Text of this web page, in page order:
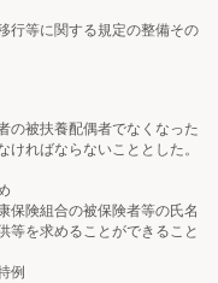
等に関する規定の整備その
の被扶養配偶者でなくなった
ればならないこととした。
保険組合の被保険者等の氏名
等を求めることができること
例